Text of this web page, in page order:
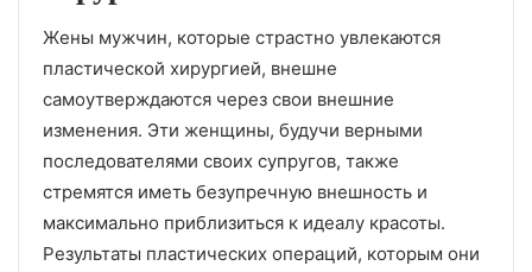
Жены мужчин, которые страстно увлекаются
пластической хирургией, внешне
самоутверждаются через свои внешние
изменения. Эти женщины, будучи верными
последователями своих супругов, также
стремятся иметь безупречную внешность и
максимально приблизиться к идеалу красоты.
Результаты пластических операций, которым они